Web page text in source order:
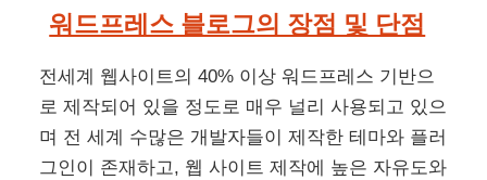
워드프레스 블로그의 장점 및 단점
전세계 웹사이트의 40% 이상 워드프레스 기반으
로 제작되어 있을 정도로 매우 널리 사용되고 있으
며 전 세계 수많은 개발자들이 제작한 테마와 플러
그인이 존재하고, 웹 사이트 제작에 높은 자유도와